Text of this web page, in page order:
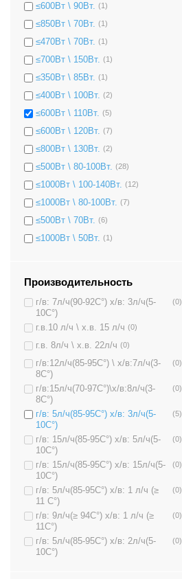
≤600Вт \ 90Вт. (1)
≤850Вт \ 70Вт. (1)
≤470Вт \ 70Вт. (1)
≤700Вт \ 150Вт. (1)
≤350Вт \ 85Вт. (1)
≤400Вт \ 100Вт. (2)
≤600Вт \ 110Вт. (5)
≤600Вт \ 120Вт. (7)
≤800Вт \ 130Вт. (2)
≤500Вт \ 80-100Вт. (28)
≤1000Вт \ 100-140Вт. (12)
≤1000Вт \ 80-100Вт. (7)
≤500Вт \ 70Вт. (6)
≤1000Вт \ 50Вт. (1)
Производительность
г/в: 7л/ч(90-92C°) х/в: 3л/ч(5-
10C°)
(0)
г.в.10 л/ч \ х.в. 15 л/ч (0)
г.в. 8л/ч \ х.в. 22л/ч (0)
г/в:12л/ч(85-95C°) \ х/в:7л/ч(3-
8C°)
(0)
г/в:15л/ч(70-97C°)\х/в:8л/ч(3-
8C°)
(0)
г/в: 5л/ч(85-95C°) х/в: 3л/ч(5-
10C°)
(5)
г/в: 15л/ч(85-95C°) х/в: 5л/ч(5-
10C°)
(0)
г/в: 15л/ч(85-95C°) х/в: 15л/ч(5-
10C°)
(0)
г/в: 5л/ч(85-95C°) х/в: 1 л/ч (≥
11 C°)
(0)
г/в: 9л/ч(≥ 94C°) х/в: 1 л/ч (≥
11C°)
(0)
г/в: 5л/ч(85-95C°) х/в: 2л/ч(5-
10C°)
(0)